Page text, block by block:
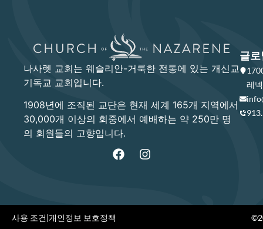
나사렛 교회는 웨슬리안-거룩한 전통에 있는 개신교
기독교 교회입니다.
1908년에 조직된 교단은 현재 세계 165개 지역에서
30,000개 이상의 회중에서 예배하는 약 250만 명
의 회원들의 고향입니다.
글로
레
사용 조건|개인정보 보호정책